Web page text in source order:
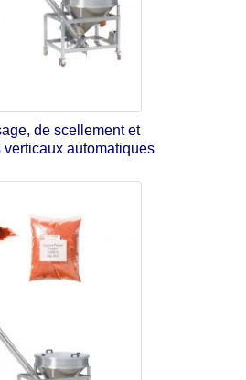
de scellement et
automatiques